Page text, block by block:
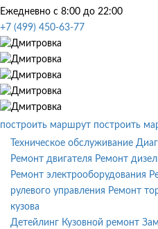
Ежедневно с 8:00 до 22:00
+7 (499) 450-63-77
построить маршрут построить
Техническое обслуживание
Ремонт двигателя Ремонт
Ремонт электрооборудования
рулевого управления Ремонт
кузова
Детейлинг Кузовной ремонт